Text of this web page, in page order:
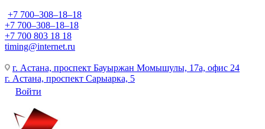
+7 700‒308‒18‒18
+7 700‒308‒18‒18
+7 700 803 18 18
timing@internet.ru
г. Астана, проспект Бауыржан Момышулы, 17а, офис 24
г. Астана, проспект Сарыарка, 5
Войти